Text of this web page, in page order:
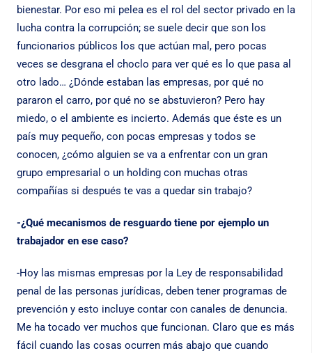
bienestar. Por eso mi pelea es el rol del sector privado en la
lucha contra la corrupción; se suele decir que son los
funcionarios públicos los que actúan mal, pero pocas
veces se desgrana el choclo para ver qué es lo que pasa al
otro lado… ¿Dónde estaban las empresas, por qué no
pararon el carro, por qué no se abstuvieron? Pero hay
miedo, o el ambiente es incierto. Además que éste es un
país muy pequeño, con pocas empresas y todos se
conocen, ¿cómo alguien se va a enfrentar con un gran
grupo empresarial o un holding con muchas otras
compañías si después te vas a quedar sin trabajo?
-¿Qué mecanismos de resguardo tiene por ejemplo un
trabajador en ese caso?
-Hoy las mismas empresas por la Ley de responsabilidad
penal de las personas jurídicas, deben tener programas de
prevención y esto incluye contar con canales de denuncia.
Me ha tocado ver muchos que funcionan. Claro que es más
fácil cuando las cosas ocurren más abajo que cuando